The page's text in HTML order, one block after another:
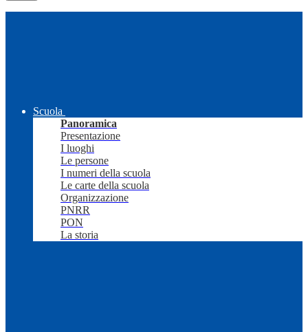
Scuola
Panoramica
Presentazione
I luoghi
Le persone
I numeri della scuola
Le carte della scuola
Organizzazione
PNRR
PON
La storia